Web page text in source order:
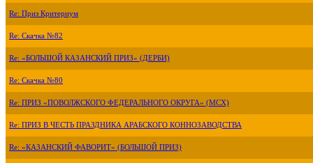
Re: Приз Критериум
Re: Скачка №82
Re: «БОЛЬШОЙ КАЗАНСКИЙ ПРИЗ» (ДЕРБИ)
Re: Скачка №80
Re: ПРИЗ «ПОВОЛЖСКОГО ФЕДЕРАЛЬНОГО ОКРУГА» (МСХ)
Re: ПРИЗ В ЧЕСТЬ ПРАЗДНИКА АРАБСКОГО КОННОЗАВОДСТВА
Re: «КАЗАНСКИЙ ФАВОРИТ» (БОЛЬШОЙ ПРИЗ)